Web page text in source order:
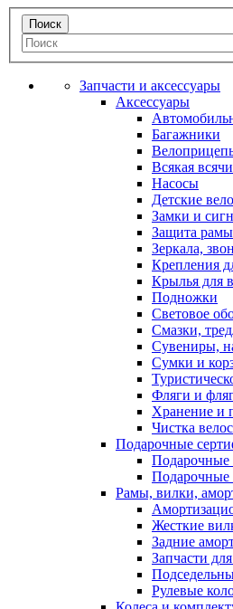
Запчасти и аксессуары
Аксессуары
Багажники
Всякая
Насосы
Детские
Замки и
Защита
Зеркала,
Крепления
Крылья для
Подножки
Световое
Смазки,
Сувениры,
Сумки и
Фляги и
Хранение и
Чистка
Подарочные
Подарочные
Подарочные
Рамы, вилки,
Жесткие
Задние
Запчасти
Рулевые